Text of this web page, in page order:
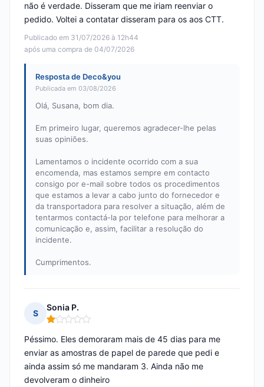
Publicado em 31/07/2026 à 12h44
após uma compra de 04/07/2026
não é verdade. Disseram que me iriam reenviar o
pedido. Voltei a contatar disseram para os aos CTT.
Resposta de Deco&you
Publicada em 03/08/2026
Olá, Susana, bom dia.
Em primeiro lugar, queremos agradecer-lhe pelas
suas opiniões.
Lamentamos o incidente ocorrido com a sua
encomenda, mas estamos sempre em contacto
consigo por e-mail sobre todos os procedimentos
que estamos a levar a cabo junto do fornecedor e
da transportadora para resolver a situação, além de
tentarmos contactá-la por telefone para melhorar a
comunicação e, assim, facilitar a resolução do
incidente.
Cumprimentos.
S
Sonia P.
Nota: 1 em 5
Péssimo. Eles demoraram mais de 45 dias para me
enviar as amostras de papel de parede que pedi e
ainda assim só me mandaram 3. Ainda não me
devolveram o dinheiro